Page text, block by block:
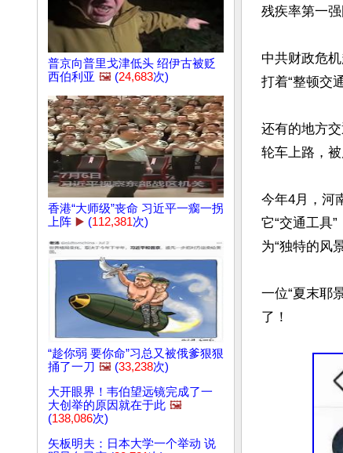
普京向普里戈津低头 绍伊古被贬
西伯利亚 🖼️ (24,683次)
香港“大师级”丧命 习近平一瘸一拐
上阵 ▶️ (112,381次)
“趁你弱 要你命”习总又被俄爹狠狠
捅了一刀 🖼️ (33,238次)
大开眼界！韦伯望远镜完成了一
大创举的原因就在于此 🖼️
(138,086次)
矢板明夫：日本大学一个举动 说
残疾率第一强
中共财政危
打着“整顿交
还有的地方
轮车上路，被
今年4月，河
它“交通工具
为“独特的风景
一位“夏末耶